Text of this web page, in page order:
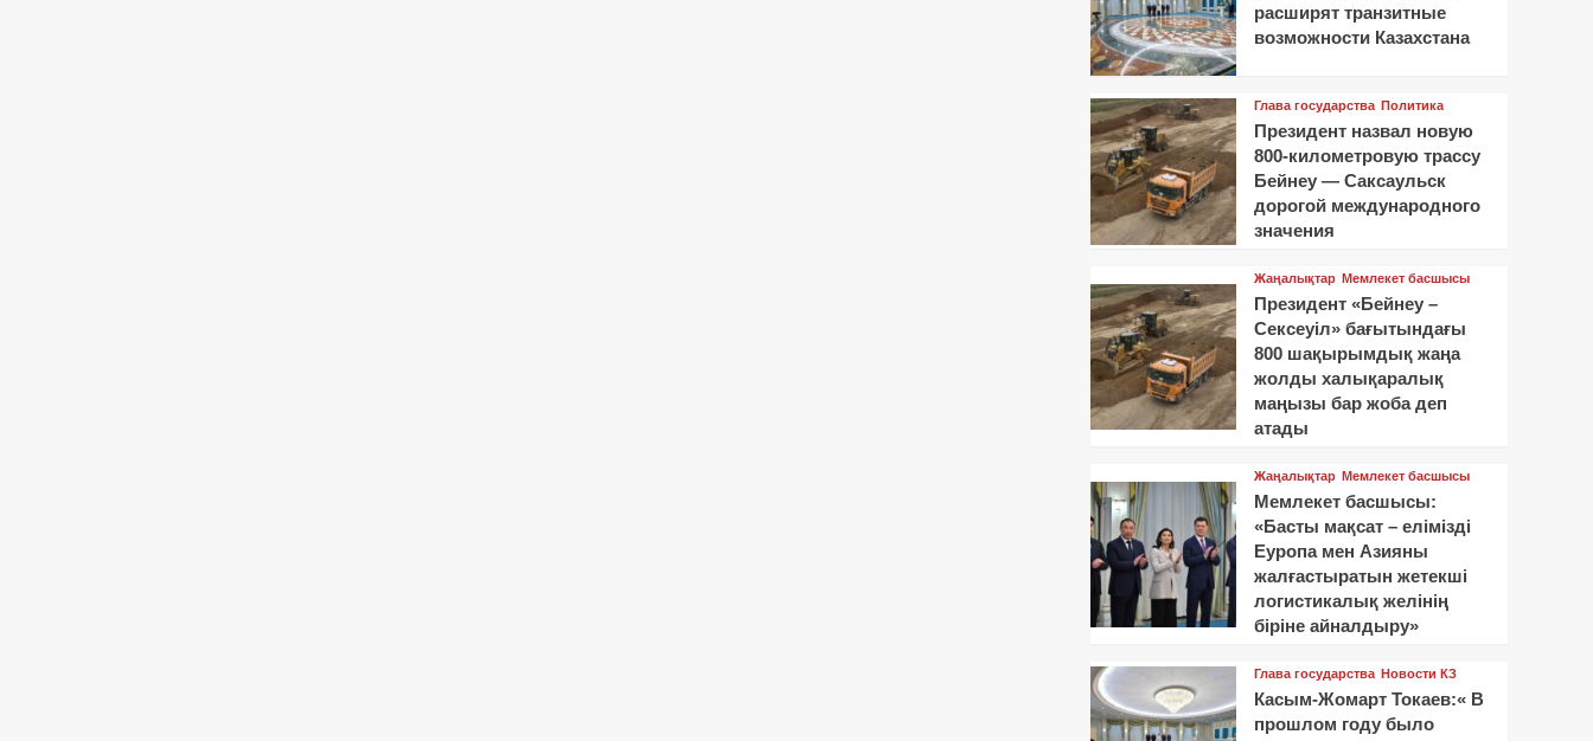
расширят транзитные
возможности Казахстана
Глава государства Политика
Президент назвал новую
800-километровую трассу
Бейнеу — Саксаульск
дорогой международного
значения
Жаңалықтар Мемлекет басшысы
Президент «Бейнеу –
Сексеуіл» бағытындағы
800 шақырымдық жаңа
жолды халықаралық
маңызы бар жоба деп
атады
Жаңалықтар Мемлекет басшысы
Мемлекет басшысы:
«Басты мақсат – елімізді
Еуропа мен Азияны
жалғастыратын жетекші
логистикалық желінің
біріне айналдыру»
Глава государства Новости КЗ
Касым-Жомарт Токаев:« В
прошлом году было